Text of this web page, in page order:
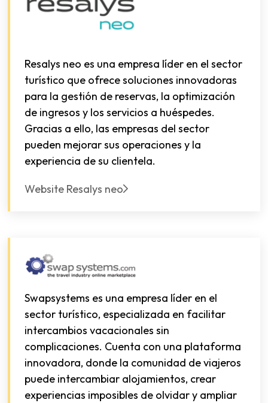
Resalys neo es una empresa líder en el sector
turístico que ofrece soluciones innovadoras
para la gestión de reservas, la optimización
de ingresos y los servicios a huéspedes.
Gracias a ello, las empresas del sector
pueden mejorar sus operaciones y la
experiencia de su clientela.
Website Resalys neo
Swapsystems es una empresa líder en el
sector turístico, especializada en facilitar
intercambios vacacionales sin
complicaciones. Cuenta con una plataforma
innovadora, donde la comunidad de viajeros
puede intercambiar alojamientos, crear
experiencias imposibles de olvidar y ampliar